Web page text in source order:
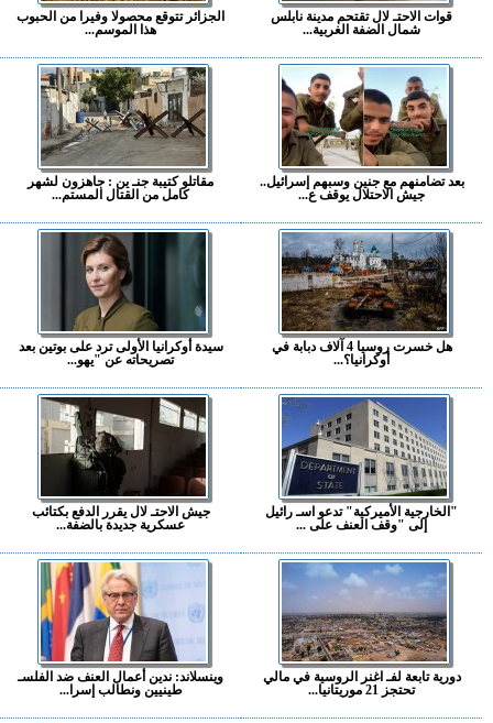
قوات الاحتـ لال تقتحم مدينة نابلس
شمال الضفة الغربية...
الجزائر تتوقع محصولا وفيرا من الحبوب
هذا الموسم...
بعد تضامنهم مع جنين وسبهم إسرائيل..
جيش الاحتلال يوقف ع...
مقاتلو كتيبة جنـ ين : جاهزون لشهر
كامل من القتال المستم...
هل خسرت روسيا 4 آلاف دبابة في
أوكرانيا؟...
سيدة أوكرانيا الأولى ترد على بوتين بعد
تصريحاته عن "يهو...
"الخارجية الأميركية" تدعو اسـ رائيل
إلى "وقف العنف على ...
جيش الاحتـ لال يقرر الدفع بكتائب
عسكرية جديدة بالضفة...
دورية تابعة لفـ اغنر الروسية في مالي
تحتجز 21 موريتانيا...
وينسلاند: ندين أعمال العنف ضد الفلسـ
طينيين ونطالب إسرا...